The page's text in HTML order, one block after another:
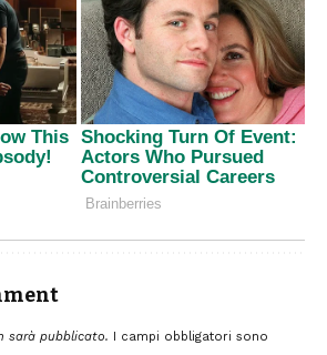
sarà pubblicato. I campi obbligatori sono